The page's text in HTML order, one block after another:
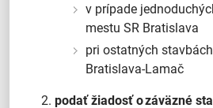
v prípade
mestu SR Bratislava
pri ostatných
Bratislava-Lamač
podať žiadosť o záväzné